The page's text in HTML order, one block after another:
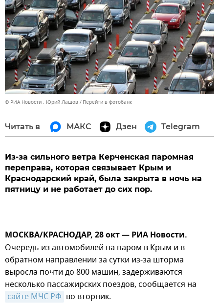
© РИА Новости . Юрий Лашов Перейти в фотобанк
Читать в МАКС Дзен Telegram
Из-за сильного ветра Керченская паромная
переправа, которая связывает Крым и
Краснодарский край, была закрыта в ночь на
пятницу и не работает до сих пор.
МОСКВА/КРАСНОДАР, 28 окт — РИА Новости.
Очередь из автомобилей на паром в Крым и в
обратном направлении за сутки из-за шторма
выросла почти до 800 машин, задерживаются
несколько пассажирских поездов, сообщается на
сайте МЧС РФ во вторник.